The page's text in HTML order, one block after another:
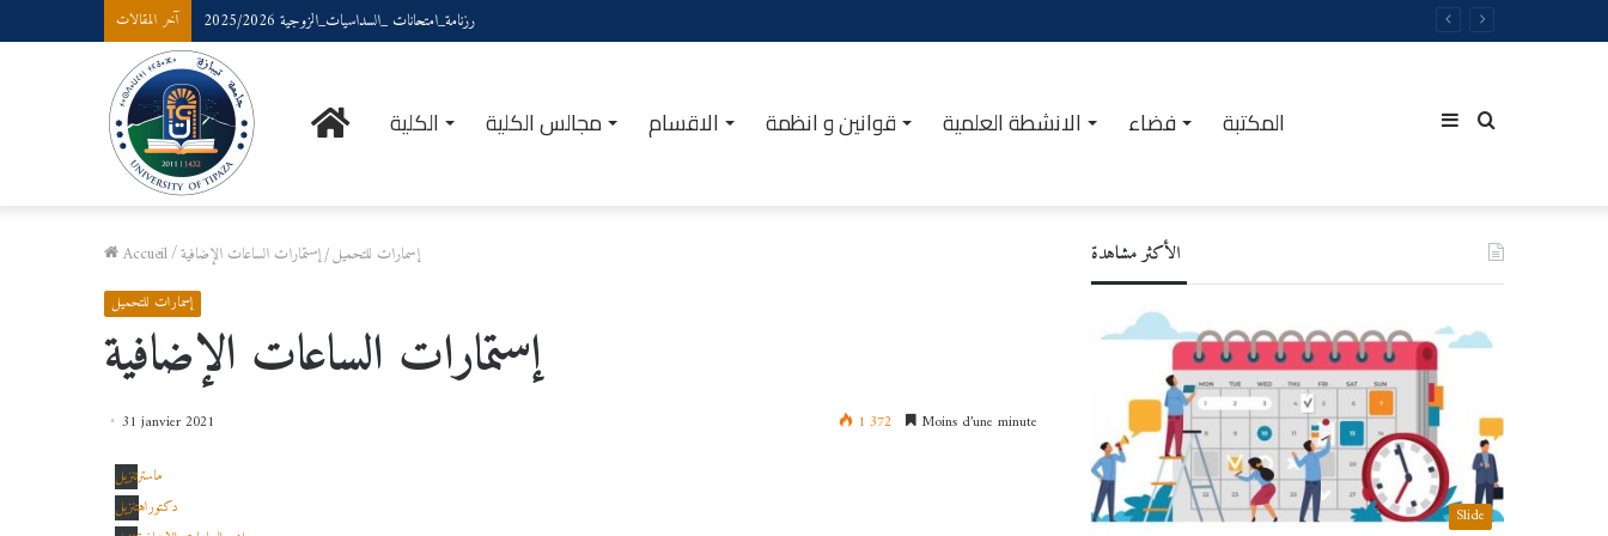
آخر المقالات رزنامة_امتحانات _السداسيات_الزوجية 2025/2026
الرئيسيةالكلية مجالس الكلية الاقسام قوانين و انظمة الانشطة العلمية فضاء المكتبة Rechercher
Sidebar
(barre
latérale)
Accueil/ إسمارات للتحميل/إستمارات الساعات الإضافية
إسمارات للتحميل
إستمارات الساعات الإضافية
31 janvier 2021 1 372 Moins d’une minute
ماسترتنزيل
دكتوراهتنزيل
الأكثر مشاهدة
Slide